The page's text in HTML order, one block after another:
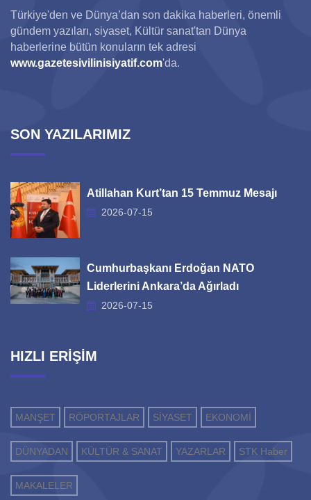
Türkiye'den ve Dünya’dan son dakika haberleri, önemli
gündem yazıları, siyaset, Kültür sanat'tan Dünya
haberlerine bütün konuların tek adresi
www.gazetesivilinisiyatif.com'da.
SON YAZILARIMIZ
Atillahan Kurt’tan 15 Temmuz Mesajı
2026-07-15
Cumhurbaşkanı Erdoğan NATO
Liderlerini Ankara’da Ağırladı
2026-07-15
HIZLI ERİŞİM
MANŞET RÖPORTAJLAR SİYASET EKONOMİ
DÜNYADAN KÜLTÜR & SANAT YAZARLAR STK Haber
MAKALELER